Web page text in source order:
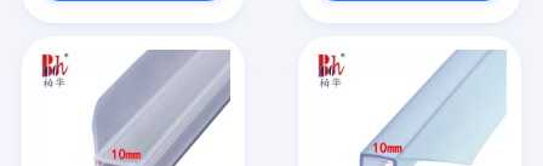
Producten
VR-show